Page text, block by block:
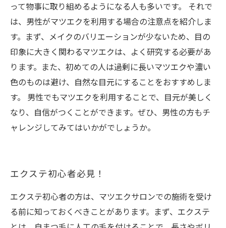
って物事に取り組めるようになる人も多いです。 それで
は、男性がマツエクを利用する場合の注意点を紹介しま
す。まず、メイクのバリエーションが少ないため、目の
印象に大きく関わるマツエクは、よく研究する必要があ
ります。また、初めての人は過剰に長いマツエクや濃い
色のものは避け、自然な目元にすることをおすすめしま
す。 男性でもマツエクを利用することで、目元が美しく
なり、自信がつくことができます。ぜひ、男性の方もチ
ャレンジしてみてはいかがでしょうか。
エクステ初心者必見！
エクステ初心者の方は、マツエクサロンでの施術を受け
る前に知っておくべきことがあります。まず、エクステ